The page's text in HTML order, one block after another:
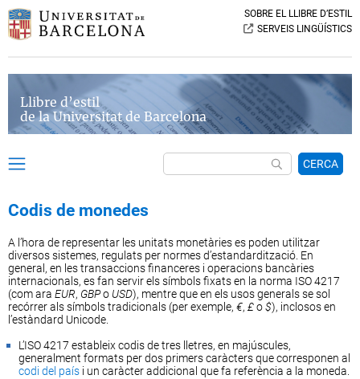
SOBRE EL LLIBRE D’ESTIL
SERVEIS LINGÜÍSTICS
Llibre d’estil
de la Universitat de Barcelona
CERCA
Codis de monedes
A l’hora de representar les unitats monetàries es poden utilitzar
diversos sistemes, regulats per normes d’estandardització. En
general, en les transaccions financeres i operacions bancàries
internacionals, es fan servir els símbols fixats en la norma ISO 4217
(com ara EUR, GBPo USD), mentre que en els usos generals se sol
recórrer als símbols tradicionals (per exemple, €, £o$), inclosos en
l’estàndard Unicode.
L’ISO 4217 estableix codis de tres lletres, en majúscules,
generalment formats per dos primers caràcters que corresponen al
codi del país i un caràcter addicional que fa referència a la moneda.